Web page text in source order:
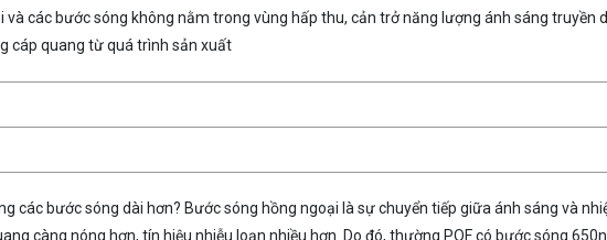
các bước sóng không nằm trong vùng hấp thu, cản trở năng lượng ánh sáng truyền
cáp quang từ quá trình sản xuất
các bước sóng dài hơn? Bước sóng hồng ngoại là sự chuyển tiếp giữa ánh sáng và
càng nóng hơn, tín hiệu nhiễu loạn nhiều hơn. Do đó, thường POF có bước sóng